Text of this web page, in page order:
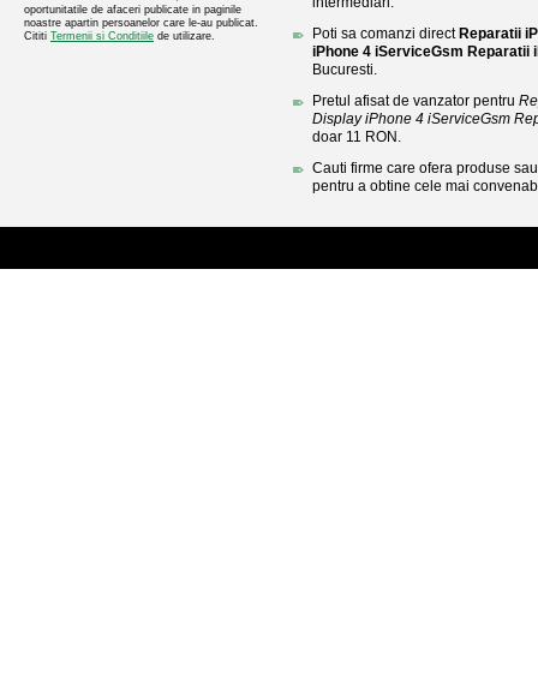
oportunitatile de afaceri publicate in paginile
noastre apartin persoanelor care le-au publicat.
Cititi Termenii si Conditiile de utilizare.
Poti sa comanzi direct Reparatii
iPhone 4 iServiceGsm Reparatii
Bucuresti.
Pretul afisat de vanzator pentru
Display iPhone 4 iServiceGsm
doar 11 RON.
Cauti firme care ofera produse
pentru a obtine cele mai